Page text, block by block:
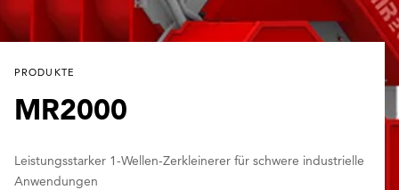
PRODUKTE
MR2000
Leistungsstarker 1-Wellen-Zerkleinerer für schwere industrielle
Anwendungen